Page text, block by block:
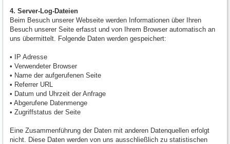
4. Server-Log-Dateien
Beim Besuch unserer Webseite werden Informationen über Ihren
Besuch unserer Seite erfasst und von Ihrem Browser automatisch an
uns übermittelt. Folgende Daten werden gespeichert:
• IP Adresse
• Verwendeter Browser
• Name der aufgerufenen Seite
• Referrer URL
• Datum und Uhrzeit der Anfrage
• Abgerufene Datenmenge
• Zugriffstatus der Seite
Eine Zusammenführung der Daten mit anderen Datenquellen erfolgt
nicht. Diese Daten werden von uns ausschließlich zu statistischen